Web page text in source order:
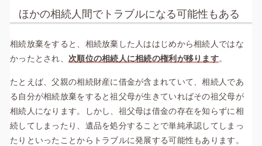
ほかの相続人間でトラブルになる可能性もある
相続放棄をすると、相続放棄した人ははじめから相続人ではな
かったとされ、 次順位の相続人に相続の権利が移ります。
たとえば、父親の相続財産に借金が含まれていて、相続人であ
る自分が相続放棄をすると祖父母が生きていればその祖父母が
相続人になります。しかし、祖父母は借金の存在を知らずに相
続してしまったり、遺品を処分することで単純承認してしまっ
たりといったことからトラブルに発展する可能性もあります。